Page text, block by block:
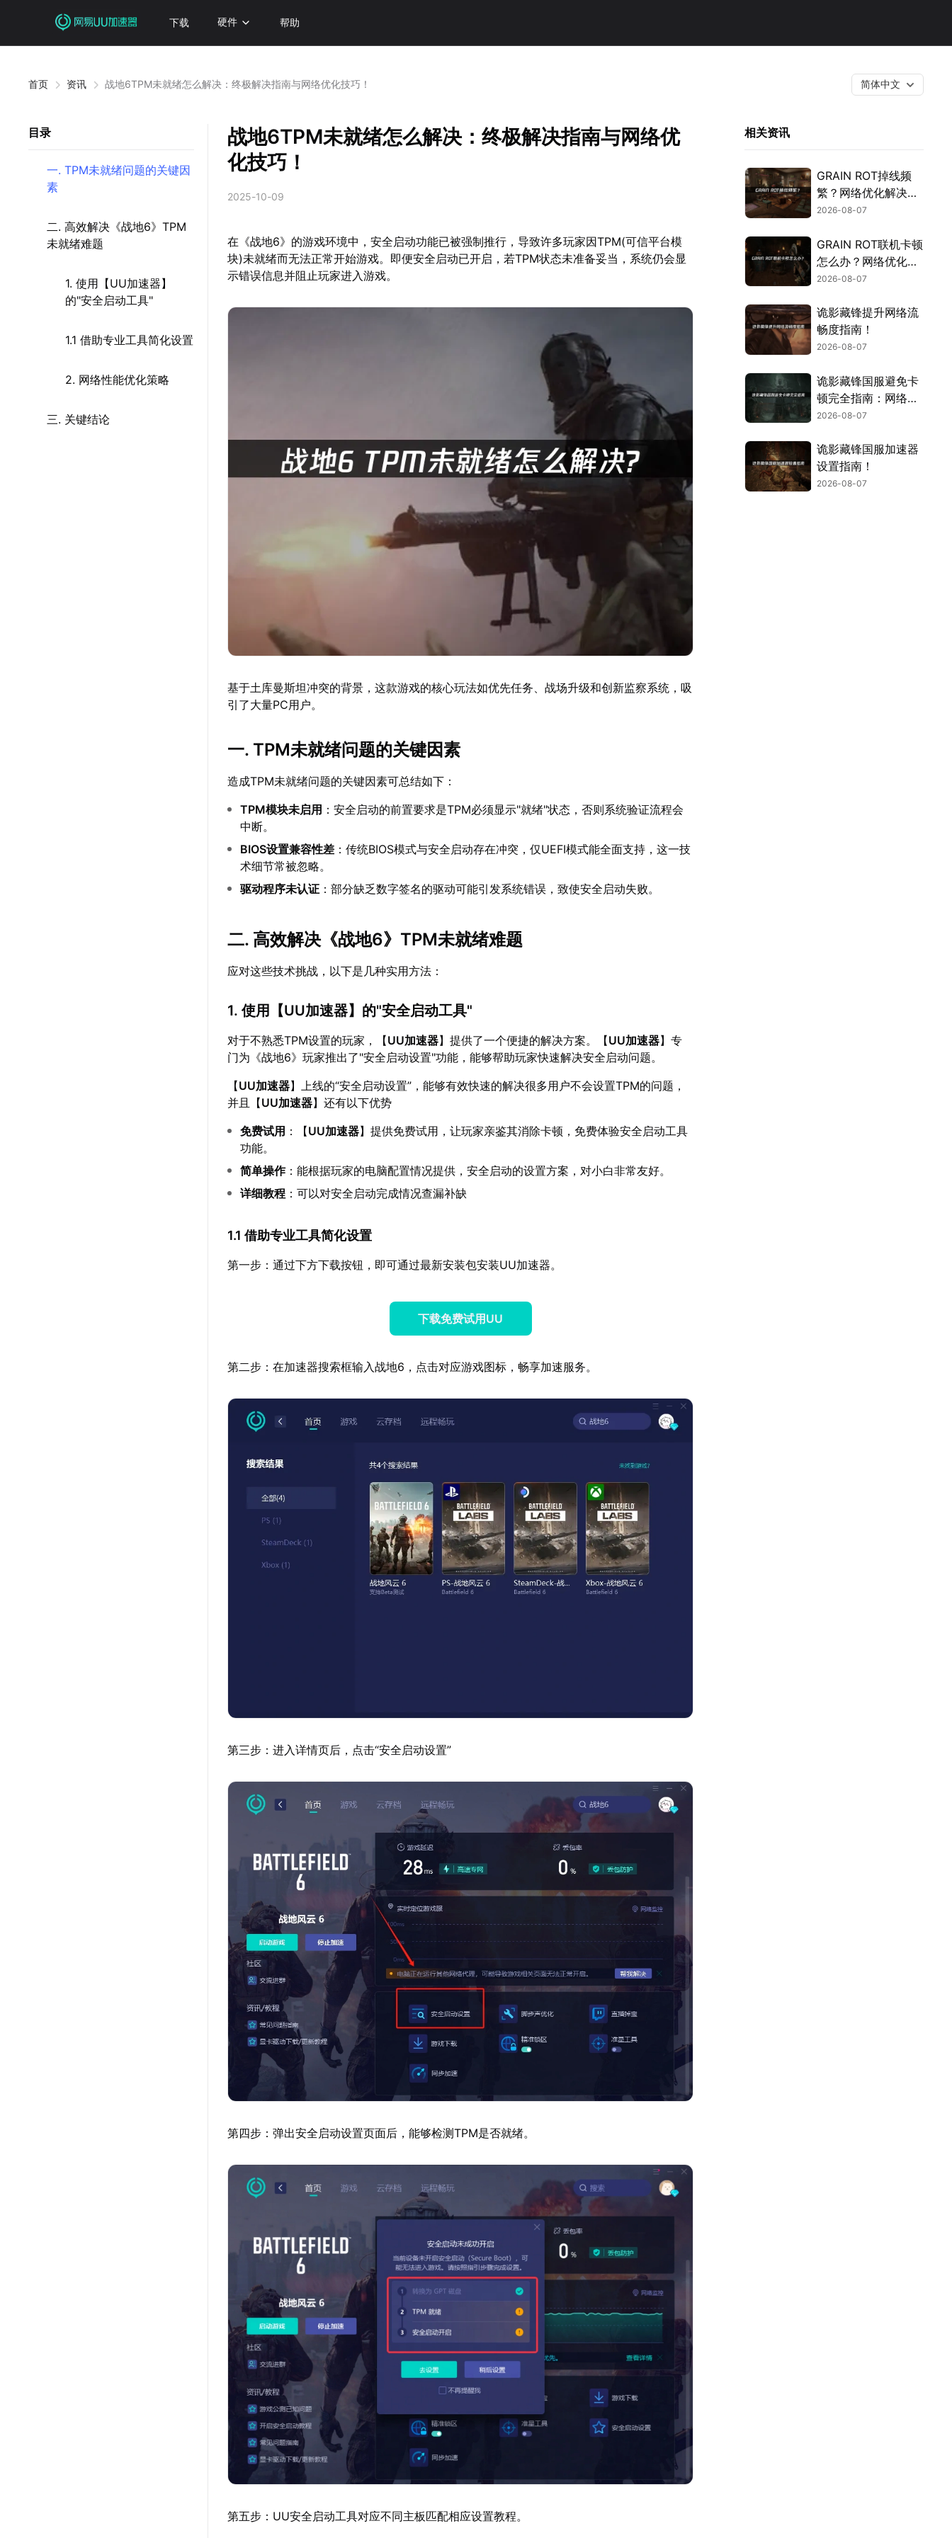
下载 硬件 帮助
首页 资讯 战地6TPM未就绪怎么解决：终极解决指南与网络优化技巧！ 简体中文
目录
一. TPM未就绪问题的关键因
素
二. 高效解决《战地6》TPM
未就绪难题
1. 使用【UU加速器】
的"安全启动工具"
1.1 借助专业工具简化设置
2. 网络性能优化策略
三. 关键结论
战地6TPM未就绪怎么解决：终极解决指南与网络优
化技巧！
2025-10-09
在《战地6》的游戏环境中，安全启动功能已被强制推行，导致许多玩家因TPM(可信平台模
块)未就绪而无法正常开始游戏。即便安全启动已开启，若TPM状态未准备妥当，系统仍会显
示错误信息并阻止玩家进入游戏。
基于土库曼斯坦冲突的背景，这款游戏的核心玩法如优先任务、战场升级和创新监察系统，吸
引了大量PC用户。
一. TPM未就绪问题的关键因素
造成TPM未就绪问题的关键因素可总结如下：
TPM模块未启用 ：安全启动的前置要求是TPM必须显示"就绪"状态，否则系统验证流程会
中断。
BIOS设置兼容性差 ：传统BIOS模式与安全启动存在冲突，仅UEFI模式能全面支持，这一技
术细节常被忽略。
驱动程序未认证 ：部分缺乏数字签名的驱动可能引发系统错误，致使安全启动失败。
二. 高效解决《战地6》TPM未就绪难题
应对这些技术挑战，以下是几种实用方法：
1. 使用【UU加速器】的"安全启动工具"
对于不熟悉TPM设置的玩家，【UU加速器】提供了一个便捷的解决方案。【UU加速器】专
门为《战地6》玩家推出了"安全启动设置"功能，能够帮助玩家快速解决安全启动问题。
【UU加速器】上线的“安全启动设置”，能够有效快速的解决很多用户不会设置TPM的问题，
并且【UU加速器】还有以下优势
免费试用 ：【UU加速器】提供免费试用，让玩家亲鉴其消除卡顿，免费体验安全启动工具
功能。
简单操作：能根据玩家的电脑配置情况提供，安全启动的设置方案，对小白非常友好。
详细教程 ：可以对安全启动完成情况查漏补缺
1.1 借助专业工具简化设置
第一步：通过下方下载按钮，即可通过最新安装包安装UU加速器。
下载免费试用UU
第二步：在加速器搜索框输入战地6，点击对应游戏图标，畅享加速服务。
第三步：进入详情页后，点击“安全启动设置”
第四步：弹出安全启动设置页面后，能够检测TPM是否就绪。
第五步：UU安全启动工具对应不同主板匹配相应设置教程。
相关资讯
GRAIN ROT掉线频
繁？网络优化解决指
南！
2026-08-07
GRAIN ROT联机卡顿
怎么办？网络优化解
决方案！
2026-08-07
诡影藏锋提升网络流
畅度指南！
2026-08-07
诡影藏锋国服避免卡
顿完全指南：网络优
化与解决技巧！
2026-08-07
诡影藏锋国服加速器
设置指南！
2026-08-07